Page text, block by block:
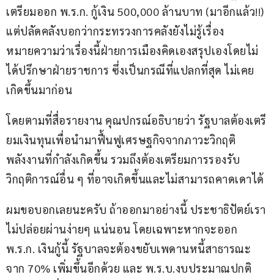
เตรียมออก พ.ร.ก. กู้เงิน 500,000 ล้านบาท (มาอีกแล้ว!!)
แต่ปลัดคลังบอกว่ากระทรวงการคลังยังไม่รู้เรื่อง
หมายความว่าเรื่องนี้ฝ่ายการเมืองคิดเองสรุปเองโดยไม่
ได้ปรึกษาฝ่ายราชการ ซึ่งเป็นกรณีที่แปลกที่สุด ไม่เคย
เกิดขึ้นมาก่อน
โดยตามที่สื่อรายงาน คุณปกรณ์อธิบายว่า รัฐบาลต้องเตรี
ยมเงินทุนเพื่อนำมาฟื้นฟูเศรษฐกิจจากภาวะวิกฤติ
พลังงานที่กำลังเกิดขึ้น รวมถึงต้องเตรียมการรองรับ
วิกฤติการณ์อื่น ๆ ที่อาจเกิดขึ้นและไม่สามารถคาดเดาได้
ผมขอบอกเลยนะครับ ถ้าออกมาอย่างนี้ ประชาธิปัตย์เรา
ไม่ปล่อยผ่านง่ายๆ แน่นอน โดยเฉพาะหากจะออก
พ.ร.ก. เงินกู้นี้ รัฐบาลจะต้องขยับเพดานหนี้สาธารณะ
จาก 70% เพิ่มขึ้นอีกด้วย และ พ.ร.บ.งบประมาณปกติ